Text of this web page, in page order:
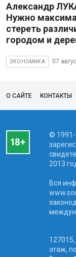
Александр
Нужно
стереть
городом и
ЭКОНОМИКА 07
О САЙТЕ КОНТАКТЫ
© 1991-
2013
Вся
этаж,